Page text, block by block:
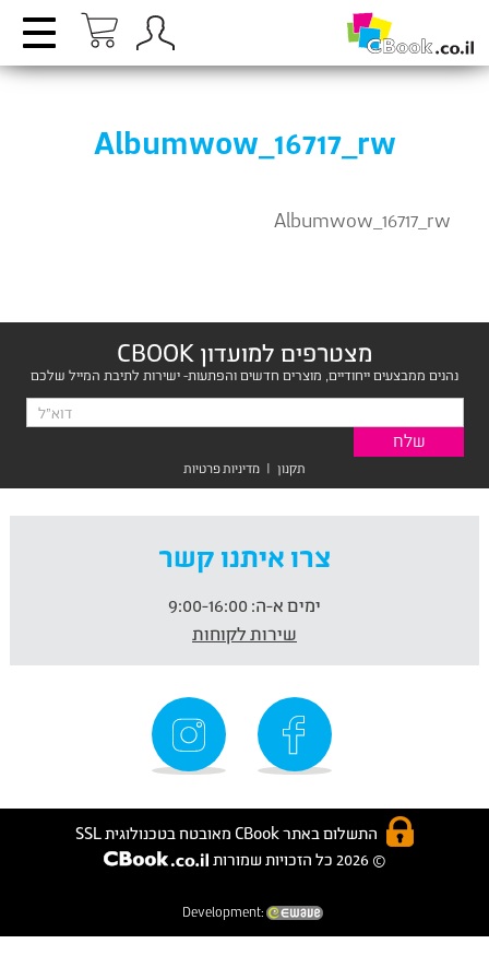
Albumwow_16717_rw
Albumwow_16717_rw
מצטרפים למועדון CBOOK
נהנים ממבצעים ייחודיים, מוצרים חדשים והפתעות- ישירות לתיבת המייל שלכם
תקנון | מדיניות פרטיות
צרו איתנו קשר
ימים א-ה:
שירות לקוחות
התשלום באתר CBook מאובטח בטכנולוגית SSL
© 2026 כל הזכויות שמורות
Development: